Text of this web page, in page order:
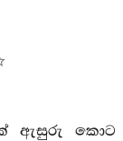
ඇසුරු කොට